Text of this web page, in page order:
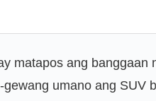
matapos ang banggaan
umano ang SUV